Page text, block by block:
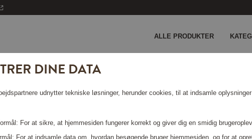
ALLE PRODUKTER
KAN IKKE FINDES.
?
DINE DATA
udnytter tekniske løsninger, herunder cookies, til at indsamle
For at sikre, at hjemmesiden fungerer korrekt og giver dig en smidig
For at indsamle data om, hvordan besøgende bruger hjemmesiden, og for at